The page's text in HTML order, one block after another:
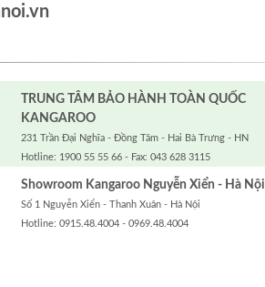
TRUNG TÂM BẢO HÀNH TOÀN QUỐC
KANGAROO
231 Trần Đại Nghĩa - Đồng Tâm - Hai Bà Trưng - HN
Hotline: 1900 55 55 66 - Fax: 043 628 3115
Showroom Kangaroo Nguyễn Xiển - Hà Nội
Số 1 Nguyễn Xiển - Thanh Xuân - Hà Nội
Hotline: 0915.48.4004 - 0969.48.4004